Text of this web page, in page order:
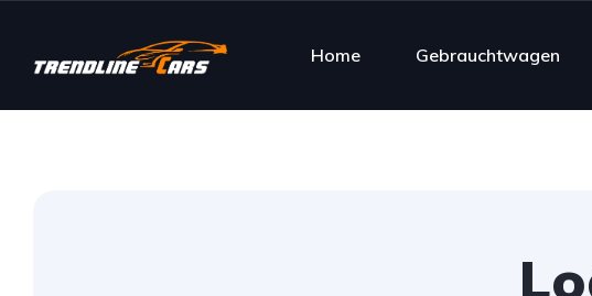
Home Gebrauchtwagen